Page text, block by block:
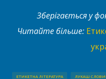
Зберігається у
Читайте більше:
ЕТИКЕТНА ЛІТЕРАТУРА ЛУКАШ